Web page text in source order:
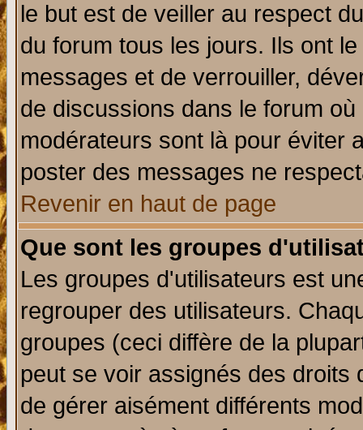
le but est de veiller au respect
du forum tous les jours. Ils ont
messages et de verrouiller,
de discussions dans le forum
modérateurs sont là pour éviter
poster des messages ne
Revenir en haut de page
Que sont les groupes
Les groupes d'utilisateurs est
regrouper des utilisateurs.
groupes (ceci diffère de la
peut se voir assignés des
de gérer aisément différents